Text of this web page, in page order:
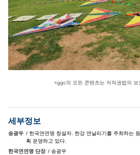
<ggc의 모든 콘텐츠는 저작권법의 보
세부정보
송광우 / 한국연연명 창설자. 한강 연날리기를 주최하는
획 운영하고 있다.
한국연연맹 단장 / 송광우